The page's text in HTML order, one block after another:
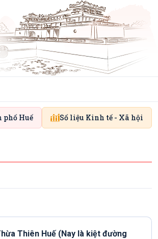
Huế Số liệu Kinh tế - Xã hội
Thiên Huế́ (Nay là kiệt đường